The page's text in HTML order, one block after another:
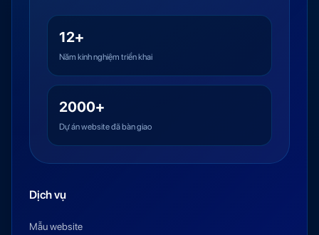
12+
Năm kinh nghiệm triển khai
2000+
Dự án website đã bàn giao
Dịch vụ
Mẫu website